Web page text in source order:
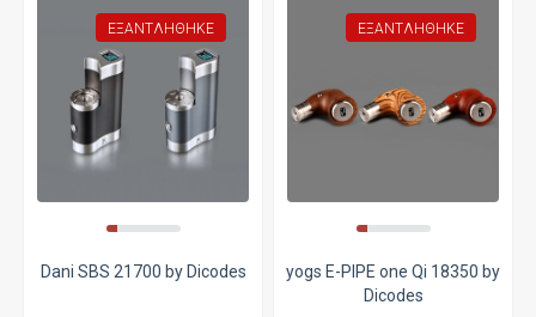
ΕΞΑΝΤΛΉΘΗΚΕ
Dani SBS 21700 by Dicodes
ΕΞΑΝΤΛΉΘΗΚΕ
yogs E-PIPE one Qi 18350 by
Dicodes